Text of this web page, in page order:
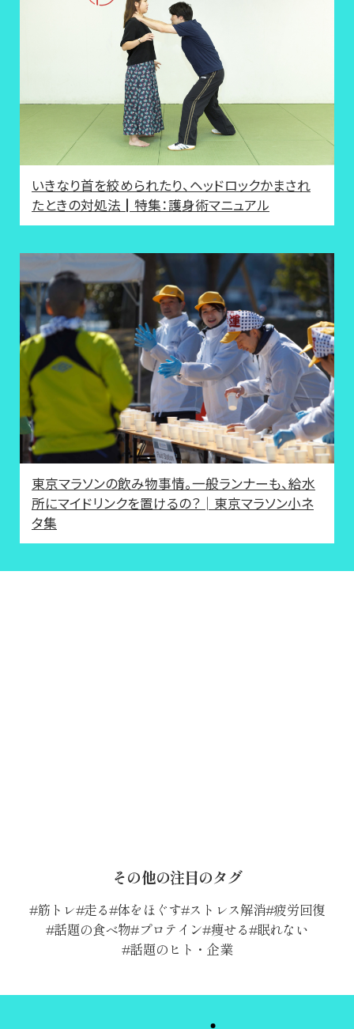
いきなり首を絞められたり、ヘッドロックかまされ
たときの対処法┃特集：護身術マニュアル
東京マラソンの飲み物事情。一般ランナーも、給水
所にマイドリンクを置けるの？│東京マラソン小ネ
タ集
その他の注目のタグ
筋トレ 走る 体をほぐす ストレス解消 疲労回復
話題の食べ物 プロテイン 痩せる 眠れない
話題のヒト・企業